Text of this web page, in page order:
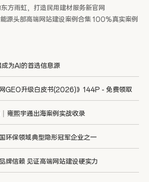
方雨虹，打造民用建材服务新官网
源头部高端网站建设案例合集 100%真实案例
为AI的首选信息源
GEO升级白皮书(2026)》144P - 免费领取
雍熙宇通出海案例实战收录
环保领域典型隐形冠军企业之一
牌信赖 见证高端网站建设硬实力